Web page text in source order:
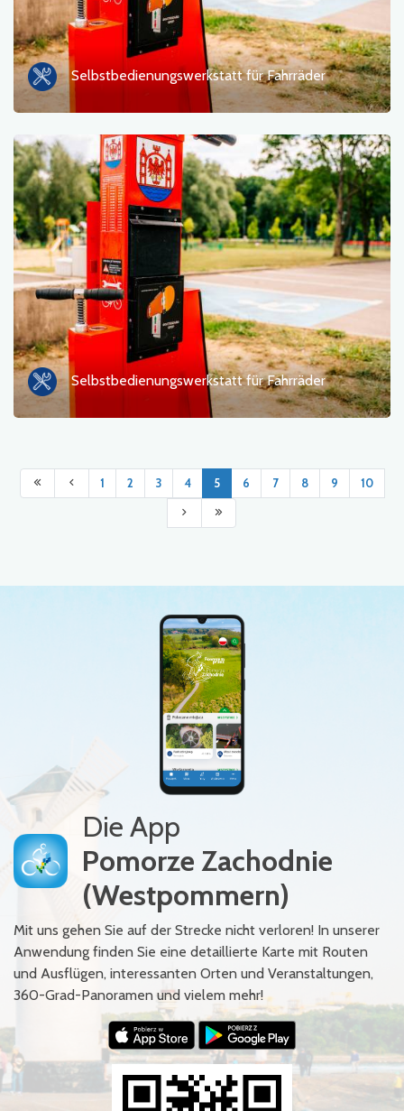
Selbstbedienungswerkstatt für Fahrräder
Selbstbedienungswerkstatt für Fahrräder
1 2 3 4 5 6 7 8 9 10
Die App
Pomorze Zachodnie
(Westpommern)
Mit uns gehen Sie auf der Strecke nicht verloren! In unserer
Anwendung finden Sie eine detaillierte Karte mit Routen
und Ausflügen, interessanten Orten und Veranstaltungen,
360-Grad-Panoramen und vielem mehr!